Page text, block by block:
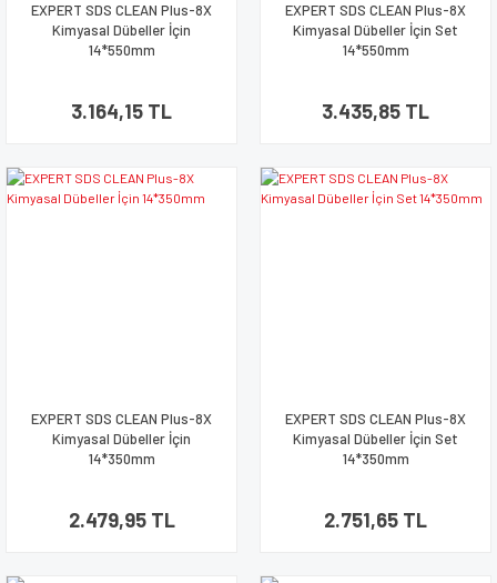
EXPERT SDS CLEAN Plus-8X
Kimyasal Dübeller İçin
14*550mm
3.164,15 TL
EXPERT SDS CLEAN Plus-8X
Kimyasal Dübeller İçin Set
14*550mm
3.435,85 TL
EXPERT SDS CLEAN Plus-8X
Kimyasal Dübeller İçin
14*350mm
2.479,95 TL
EXPERT SDS CLEAN Plus-8X
Kimyasal Dübeller İçin Set
14*350mm
2.751,65 TL